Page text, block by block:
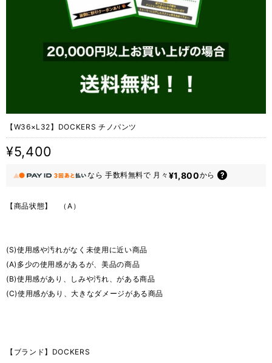
【W36×L32】DOCKERS チノパンツ
¥5,400
なら 手数料無料で 月々 ¥1,800から
【商品状態】 （A）
(S)使用感や汚れがなく未使用に近い商品
(A)多少の使用感があるが、美品の商品
(B)使用感があり、しみや汚れ、がある商品
(C)使用感があり、大きなダメージがある商品
【ブランド】DOCKERS